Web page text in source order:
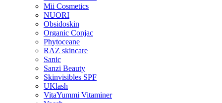
Mii Cosmetics
NUORI
Obsidoskin
Organic Conjac
Phytoceane
RAZ skincare
Sanic
Sanzi Beauty
Skinvisibles SPF
UKlash
VitaYummi Vitaminer